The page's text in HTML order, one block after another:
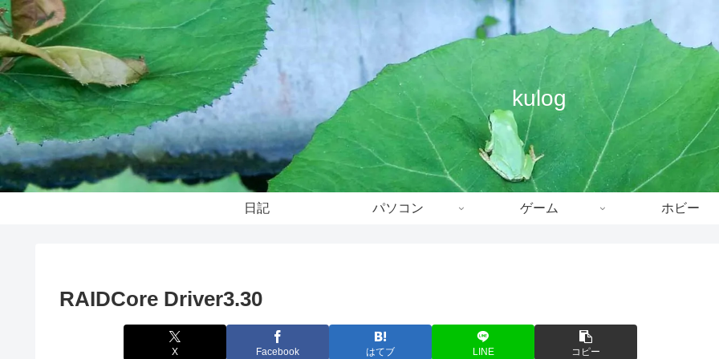
kulog
日記 パソコン ゲーム ホビー
RAIDCore Driver3.30
X Facebook はてブ LINE コピー